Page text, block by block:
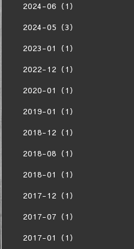
2024-06（1）
2024-05（3）
2023-01（1）
2022-12（1）
2020-01（1）
2019-01（1）
2018-12（1）
2018-08（1）
2018-01（1）
2017-12（1）
2017-07（1）
2017-01（1）